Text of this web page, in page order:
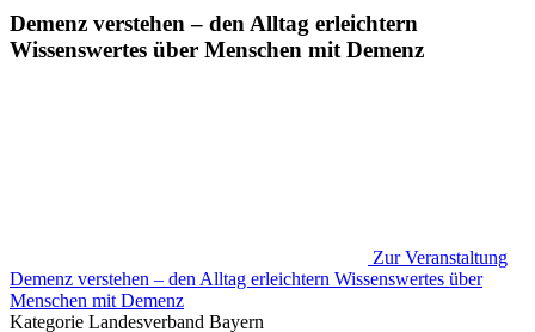
Demenz verstehen – den Alltag erleichtern
Wissenswertes über Menschen mit Demenz
Zur Veranstaltung
Demenz verstehen – den Alltag erleichtern Wissenswertes über
Menschen mit Demenz
Kategorie Landesverband Bayern